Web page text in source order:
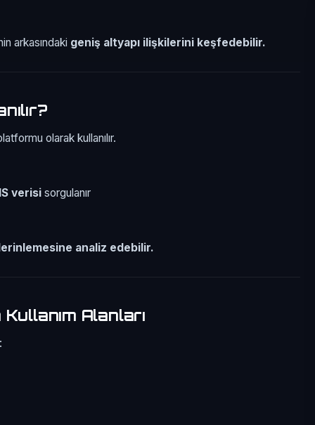
arkasındaki geniş altyapı ilişkilerini keşfedebilir.
olarak kullanılır.
verisi sorgulanır
analiz edebilir.
Alanları